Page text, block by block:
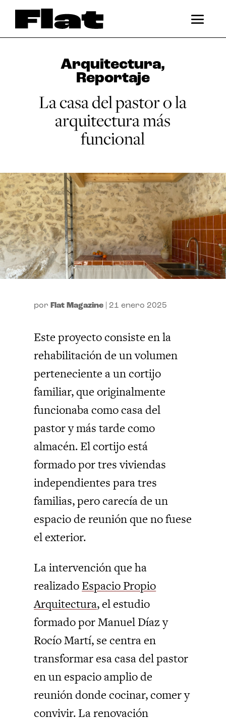
Arquitectura,
Reportaje
La casa del pastor o la
arquitectura más
funcional
porFlat Magazine 21 enero 2025
Este proyecto consiste en la
rehabilitación de un volumen
perteneciente a un cortijo
familiar, que originalmente
funcionaba como casa del
pastor y más tarde como
almacén. El cortijo está
formado por tres viviendas
independientes para tres
familias, pero carecía de un
espacio de reunión que no fuese
el exterior.
La intervención que ha
realizadoEspacio Propio
Arquitectura, el estudio
formado por Manuel Díaz y
Rocío Martí, se centra en
transformar esa casa del pastor
en un espacio amplio de
reunión donde cocinar, comer y
convivir. La renovación